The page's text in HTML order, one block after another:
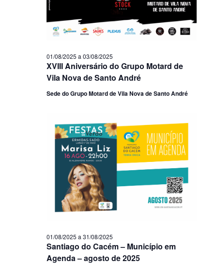
XVIII Aniversário do Grupo Motard de
Vila Nova de Santo André
01/08/2025 a 03/08/2025
Sede do Grupo Motard de Vila Nova de Santo André
Santiago do Cacém – Município em
Agenda – agosto de 2025
01/08/2025 a 31/08/2025